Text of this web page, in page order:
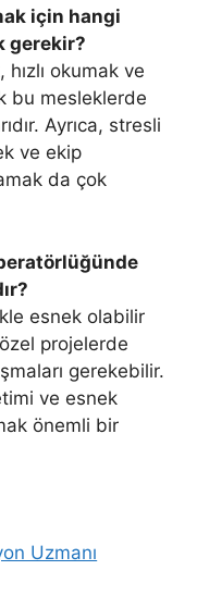
için hangi
gerekir?
okumak ve
bu mesleklerde
Ayrıca, stresli
ve ekip
da çok
esnek olabilir
projelerde
gerekebilir.
ve esnek
önemli bir
Uzmanı